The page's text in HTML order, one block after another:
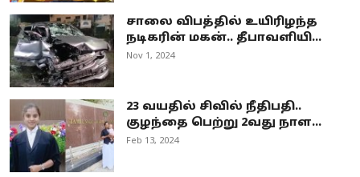
சாலை விபத்தில் உயிரிழந்த
நடிகரின் மகன்.. தீபாவளியி...
Nov 1, 2024
23 வயதில் சிவில் நீதிபதி..
குழந்தை பெற்று 2வது நாள...
Feb 13, 2024